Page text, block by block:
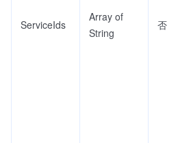
ServiceIds
Array of
String
否